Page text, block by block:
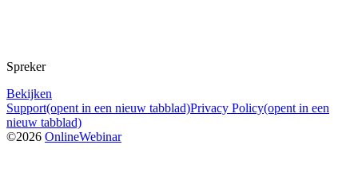
Spreker
Bekijken
Support(opent in een nieuw tabblad)Privacy Policy(opent in een
nieuw tabblad)
©2026 OnlineWebinar